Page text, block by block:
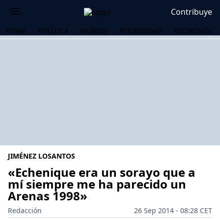
Contribuye
HOME POLÍTICA MUNDO PERIODISMO ECONOMÍA
JIMÉNEZ LOSANTOS
«Echenique era un sorayo que a
mí siempre me ha parecido un
Arenas 1998»
Redacción
26 Sep 2014 - 08:28 CET